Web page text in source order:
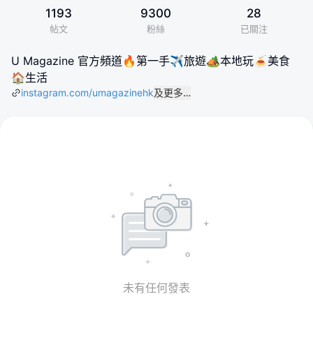
1193
帖文
9300
粉絲
28
已關注
U Magazine 官方頻道🔥第一手✈️旅遊🏕本地玩🍝美食
🏠生活
instagram.com/umagazinehk及更多…
未有任何發表